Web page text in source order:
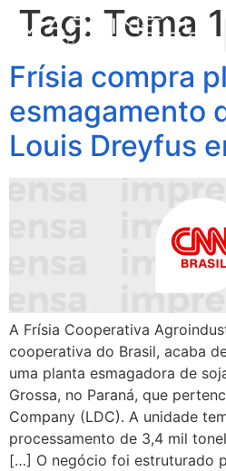
Tag: Tema
Frísia compra
esmagamento
Louis Dreyfus
A Frísia Cooperativa
cooperativa do Brasil, acaba
uma planta esmagadora de
Grossa, no Paraná, que
Company (LDC). A unidade
processamento de 3,4 mil
[…] O negócio foi estruturado